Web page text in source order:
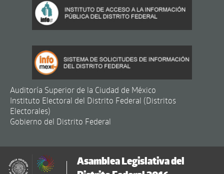
Auditoría Superior de la Ciudad de México
Instituto Electoral del Distrito Federal (Distritos
Electorales)
Gobierno del Distrito Federal
Asamblea Legislativa del